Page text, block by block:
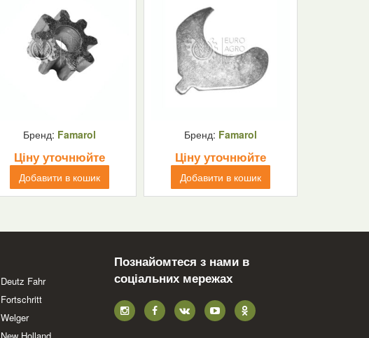
Бренд: Famarol
Ціну уточнюйте
Добавити в кошик
Бренд: Famarol
Ціну уточнюйте
Добавити в кошик
Deutz Fahr
Fortschritt
Welger
Познайомтеся з нами в
соціальних мережах